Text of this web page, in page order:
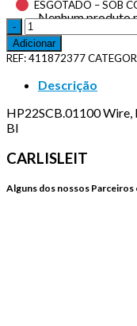
Nenhum produto
ESGOTADO – SOB
Adicionar
REF:411872377
Descrição
HP22SCB.01100 Wire,
Bl
CARLISLEIT
Alguns dos nossos Parceiros